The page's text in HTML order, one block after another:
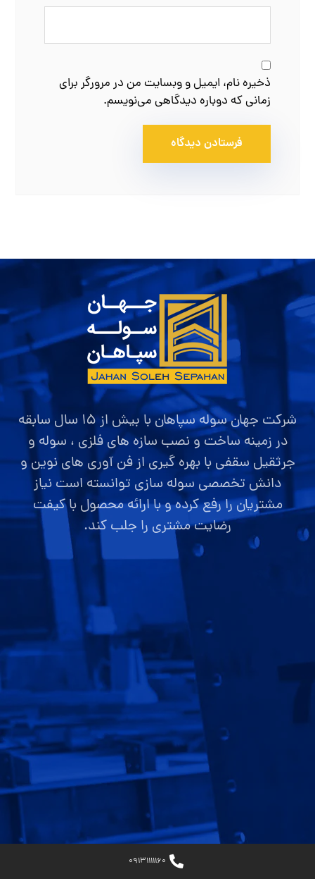
ذخیره نام، ایمیل و وبسایت من در مرورگر برای
زمانی که دوباره دیدگاهی می‌نویسم.
شرکت جهان سوله سپاهان با بیش از ۱۵ سال سابقه
در زمینه ساخت و نصب سازه های فلزی ، سوله و
جرثقیل سقفی با بهره گیری از فن آوری های نوین و
دانش تخصصی سوله سازی توانسته است نیاز
مشتریان را رفع کرده و با ارائه محصول با کیفت
رضایت مشتری را جلب کند.
صفحه اصلی
قیمت سوله
ارتباط با ما
گالری تصاویر
پروژه ها
قوانین و مقررات
استخدام
09131111160